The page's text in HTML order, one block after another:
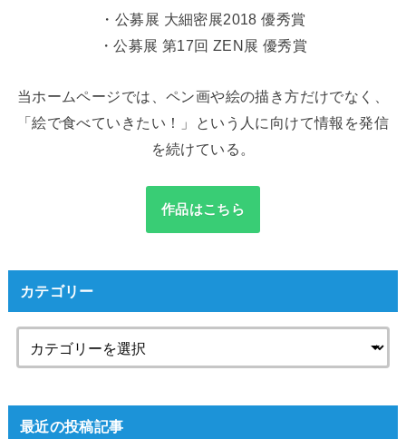
・公募展 大細密展2018 優秀賞
・公募展 第17回 ZEN展 優秀賞
当ホームページでは、ペン画や絵の描き方だけでなく、
「絵で食べていきたい！」という人に向けて情報を発信
を続けている。
作品はこちら
カテゴリー
最近の投稿記事